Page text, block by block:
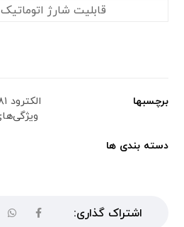
قابلیت شارژ اتوماتیک KCl
برچسبها الکترود pH Sentix WTW ۸۱
دسته بندی ها